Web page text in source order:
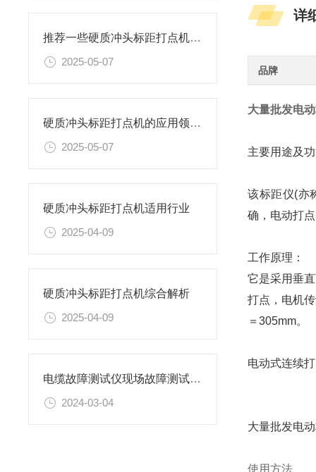
推荐一些硬质冲头标距打点机的品牌
2025-05-07
硬质冲头标距打点机的应用领域有哪些？
2025-05-07
硬质冲头标距打点机适用行业
2025-04-09
硬质冲头标距打点机综合解析
2025-04-09
电缆故障测试仪现场故障测试说明
2024-03-04
详
品牌
大量批发电
主要用途及
该标距仪(亦
确，电动打
工作原理：
它是采用垂
打点，电机
＝305mm。
电动式连续
大量批发电
使用方法